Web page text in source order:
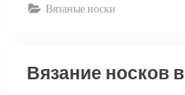
узором”
Вязаные носки
Вязание носков